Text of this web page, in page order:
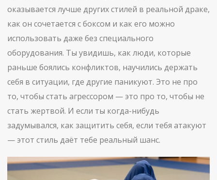
оказывается лучше других стилей в реальной драке,
как он сочетается с боксом и как его можно
использовать даже без специального
оборудования. Ты увидишь, как люди, которые
раньше боялись конфликтов, научились держать
себя в ситуации, где другие паникуют. Это не про
то, чтобы стать агрессором — это про то, чтобы не
стать жертвой. И если ты когда-нибудь
задумывался, как защитить себя, если тебя атакуют
— этот стиль даёт тебе реальный шанс.